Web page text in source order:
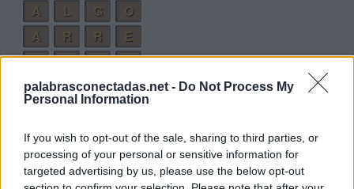
palabrasconectadas.net - Do Not Process My
Personal Information
If you wish to opt-out of the sale, sharing to third parties, or
processing of your personal or sensitive information for
targeted advertising by us, please use the below opt-out
A
L G
O
A
R R
E
O
R A
R
O
L E
R
L
O G R
A
L
O G R
E